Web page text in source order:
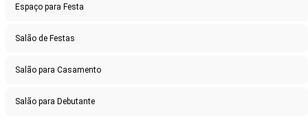
Espaço para Festa
Salão de Festas
Salão para Casamento
Salão para Debutante